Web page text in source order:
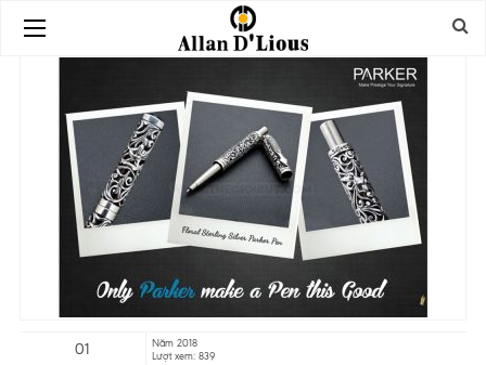
01
Năm 2018
Lượt xem: 839